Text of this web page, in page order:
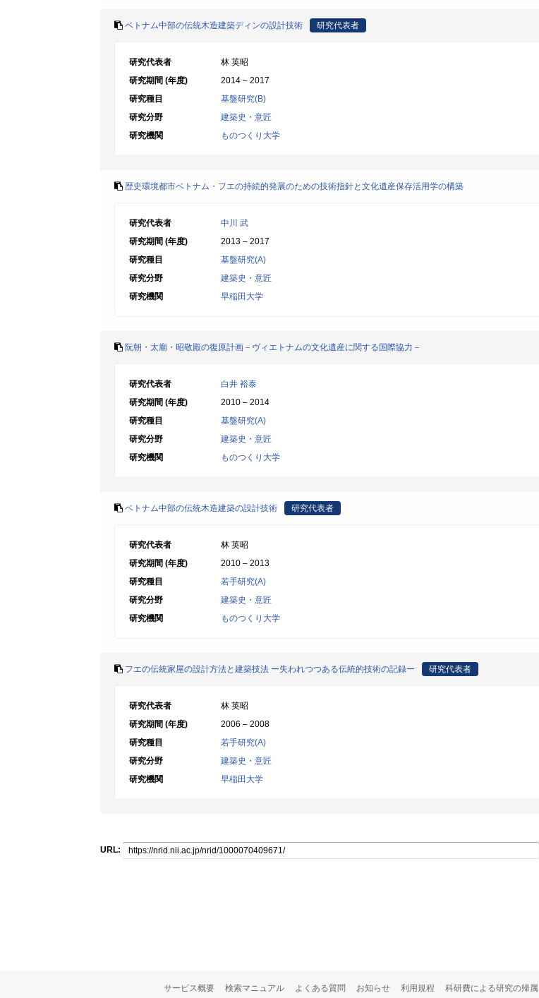
ベトナム中部の伝統木造建築ディンの設計技術 研究代表者
研究代表者
林 英昭
研究期間 (年度)
2014 – 2017
研究種目
基盤研究(B)
研究分野
建築史・意匠
研究機関
ものつくり大学
歴史環境都市ベトナム・フエの持続的発展のための技術指針と文化遺産保存活用学の構築
研究代表者
中川 武
研究期間 (年度)
2013 – 2017
研究種目
基盤研究(A)
研究分野
建築史・意匠
研究機関
早稲田大学
阮朝・太廟・昭敬殿の復原計画－ヴィエトナムの文化遺産に関する国際協力－
研究代表者
白井 裕泰
研究期間 (年度)
2010 – 2014
研究種目
基盤研究(A)
研究分野
建築史・意匠
研究機関
ものつくり大学
ベトナム中部の伝統木造建築の設計技術 研究代表者
研究代表者
林 英昭
研究期間 (年度)
2010 – 2013
研究種目
若手研究(A)
研究分野
建築史・意匠
研究機関
ものつくり大学
フエの伝統家屋の設計方法と建築技法 ー失われつつある伝統的技術の記録ー 研究代表者
研究代表者
林 英昭
研究期間 (年度)
2006 – 2008
研究種目
若手研究(A)
研究分野
建築史・意匠
研究機関
早稲田大学
URL:
サービス概要 検索マニュアル よくある質問 お知らせ 利用規程 科研費による研究の帰属